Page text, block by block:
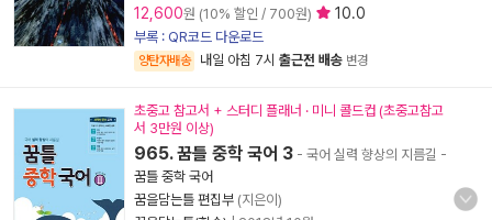
12,600원 (10% 할인 / 700원) 10.0
부록 : QR코드 다운로드
양탄자배송 내일 아침 7시 출근전 배송 변경
초중고 참고서 + 스터디 플래너 · 미니 콜드컵 (초중고참고
서 3만원 이상)
965. 꿈틀 중학 국어 3 - 국어 실력 향상의 지름길 -
꿈틀 중학 국어
꿈을담는틀 편집부 (지은이)